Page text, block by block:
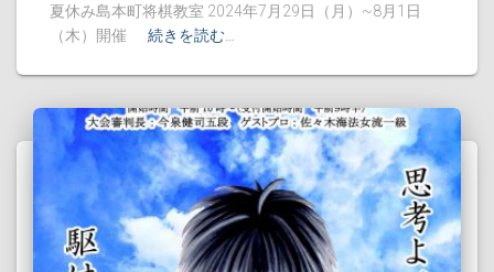
夏休み島本町将棋教室 2024年7月29日（月）~8月1日
（木）開催
続きを読む…